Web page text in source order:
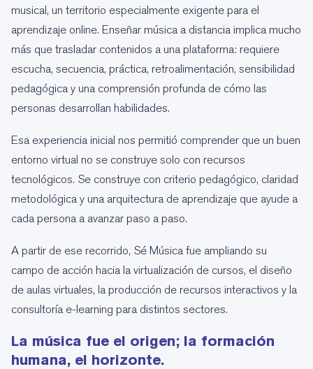
musical, un territorio especialmente exigente para el
aprendizaje online. Enseñar música a distancia implica mucho
más que trasladar contenidos a una plataforma: requiere
escucha, secuencia, práctica, retroalimentación, sensibilidad
pedagógica y una comprensión profunda de cómo las
personas desarrollan habilidades.
Esa experiencia inicial nos permitió comprender que un buen
entorno virtual no se construye solo con recursos
tecnológicos. Se construye con criterio pedagógico, claridad
metodológica y una arquitectura de aprendizaje que ayude a
cada persona a avanzar paso a paso.
A partir de ese recorrido, Sé Música fue ampliando su
campo de acción hacia la virtualización de cursos, el diseño
de aulas virtuales, la producción de recursos interactivos y la
consultoría e-learning para distintos sectores.
La música fue el origen; la formación
humana, el horizonte.